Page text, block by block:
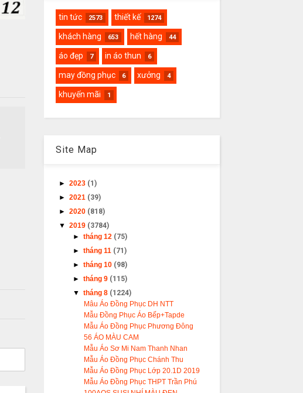
tin tức 2573 thiết kế 1274
khách hàng 653 hết hàng 44
áo đẹp 7 in áo thun 6
may đồng phục 6 xưởng 4
khuyến mãi 1
Site Map
► 2023 (1)
► 2021 (39)
► 2020 (818)
▼ 2019 (3784)
► tháng 12 (75)
► tháng 11 (71)
► tháng 10 (98)
► tháng 9 (115)
▼ tháng 8 (1224)
Mâu Áo Đồng Phục DH NTT
Mẫu Đồng Phục Áo Bếp+Tapde
Mẫu Áo Đồng Phục Phương Đông
56 ÁO MÀU CAM
Mẫu Áo Sơ Mi Nam Thanh Nhan
Mẫu Áo Đồng Phục Chánh Thu
Mẫu Áo Đồng Phục Lớp 20.1D 2019
Mẫu Áo Đồng Phục THPT Trần Phú